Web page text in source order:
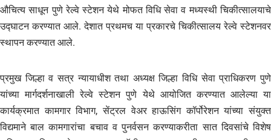
औचित्य साधून पुणे रेल्वे स्टेशन येथे मोफत विधि सेवा व मध्यस्थी चिकीत्सालयाचे
उद्घाटन करण्यात आले. देशात प्रथमच या प्रकारचे चिकीत्सालय रेल्वे स्टेशनवर
स्थापन करण्यात आले.
प्रमुख जिल्हा व सत्र न्यायाधीश तथा अध्यक्ष जिल्हा विधि सेवा प्राधिकरण पुणे
यांच्या मार्गदर्शनाखाली रेल्वे स्टेशन पुणे येथे आयोजित करण्यात आलेल्या या
कार्यक्रमात कामगार विभाग, सेंट्रल वेअर हाऊसिंग कॉर्पोरेशन यांच्या संयुक्त
विद्यमाने बाल कामगारांचा बचाव व पुनर्वसन करण्याकरीता सात दिवसांचे विशेष